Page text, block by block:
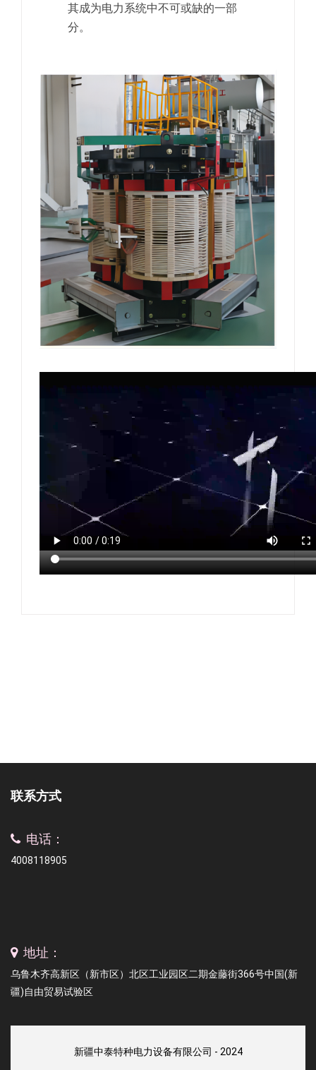
其成为电力系统中不可或缺的一部
分。
联系方式
电话：
4008118905
地址：
乌鲁木齐高新区（新市区）北区工业园区二期金藤街366号中国(新
疆)自由贸易试验区
新疆中泰特种电力设备有限公司 - 2024